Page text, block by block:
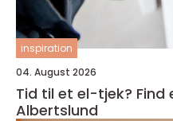
inspiration
04. August 2026
Tid til et el-tjek? Find
Albertslund